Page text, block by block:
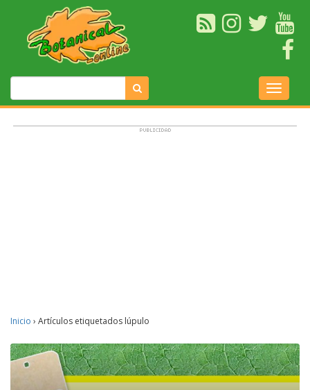
Inicio › Artículos etiquetados lúpulo